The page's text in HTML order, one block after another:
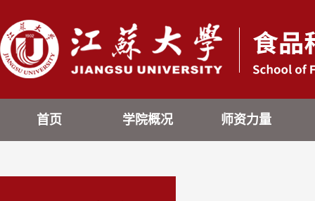
首页 学院概况 师资力量